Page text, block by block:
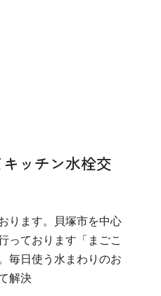
キッチン水栓交
ります。貝塚市を中心
っております「まごこ
毎日使う水まわりのお
解決